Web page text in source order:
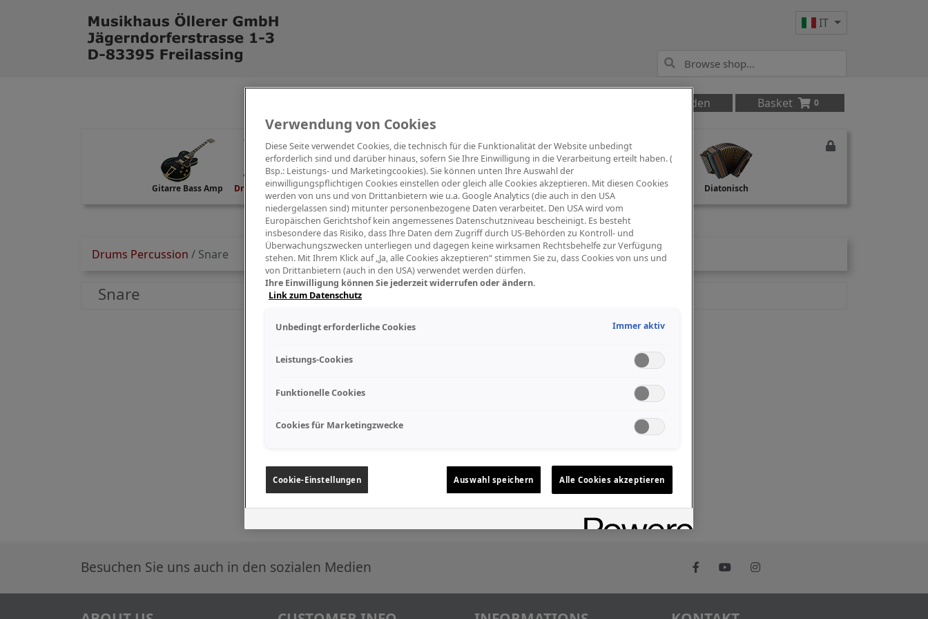
IT
Anmelden Basket 0
Gitarre Bass Amp Drums Percussion Digitalpiano Keys Blasinstrumente Orchester PA Mikrofon Studio Recording Diatonisch
Drums Percussion / Snare
Snare
Besuchen Sie uns auch in den sozialen Medien
Verwendung von Cookies
Diese Seite verwendet Cookies, die technisch für die Funktionalität der Website unbedingt
erforderlich sind und darüber hinaus, sofern Sie Ihre Einwilligung in die Verarbeitung erteilt haben. (
Bsp.: Leistungs- und Marketingcookies). Sie können unten Ihre Auswahl der
einwilligungspflichtigen Cookies einstellen oder gleich alle Cookies akzeptieren. Mit diesen Cookies
werden von uns und von Drittanbietern wie u.a. Google Analytics (die auch in den USA
niedergelassen sind) mitunter personenbezogene Daten verarbeitet. Den USA wird vom
Europäischen Gerichtshof kein angemessenes Datenschutzniveau bescheinigt. Es besteht
insbesondere das Risiko, dass Ihre Daten dem Zugriff durch US-Behörden zu Kontroll- und
Überwachungszwecken unterliegen und dagegen keine wirksamen Rechtsbehelfe zur Verfügung
stehen. Mit Ihrem Klick auf „Ja, alle Cookies akzeptieren“ stimmen Sie zu, dass Cookies von uns und
von Drittanbietern (auch in den USA) verwendet werden dürfen.
Ihre Einwilligung können Sie jederzeit widerrufen oder ändern.
Link zum Datenschutz
Unbedingt erforderliche Cookies Immer aktiv
Leistungs-Cookies
Funktionelle Cookies
Cookies für Marketingzwecke
Cookie-Einstellungen Auswahl speichern Alle Cookies akzeptieren